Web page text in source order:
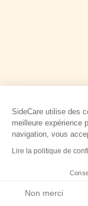
© 2026
SideCare utilise des
meilleure expérience
navigation, vous
Lire la politique de
Non merci